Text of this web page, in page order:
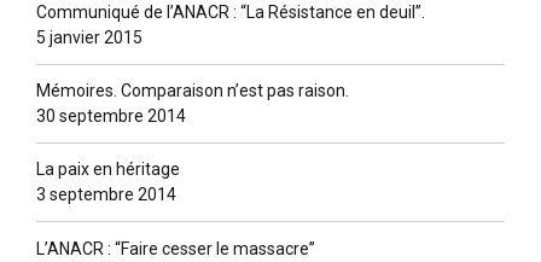
Communiqué de l’ANACR : “La Résistance en deuil”.
5 janvier 2015
Mémoires. Comparaison n’est pas raison.
30 septembre 2014
La paix en héritage
3 septembre 2014
L’ANACR : “Faire cesser le massacre”